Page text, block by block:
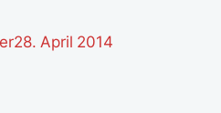
28. April 2014